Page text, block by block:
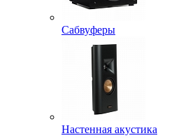
Сабвуферы
Настенная акустика